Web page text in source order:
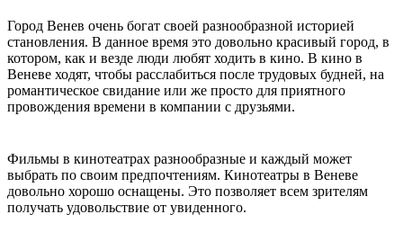
Город Венев очень богат своей разнообразной историей
становления. В данное время это довольно красивый город, в
котором, как и везде люди любят ходить в кино. В кино в
Веневе ходят, чтобы расслабиться после трудовых будней, на
романтическое свидание или же просто для приятного
провождения времени в компании с друзьями.
Фильмы в кинотеатрах разнообразные и каждый может
выбрать по своим предпочтениям. Кинотеатры в Веневе
довольно хорошо оснащены. Это позволяет всем зрителям
получать удовольствие от увиденного.